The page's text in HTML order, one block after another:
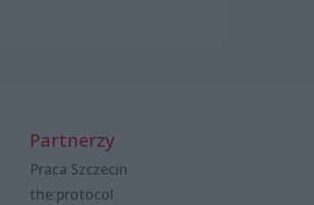
Partnerzy
Praca Szczecin
the:protocol